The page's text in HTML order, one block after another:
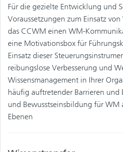
Für die gezielte Entwicklung und
Voraussetzungen zum Einsatz
das CCWM einen WM-
eine Motivationsbox für
Einsatz dieser
reibungslose Verbesserung und
Wissensmanagement in Ihrer
häufig auftretender Barrieren
und Bewusstseinsbildung für
Ebenen